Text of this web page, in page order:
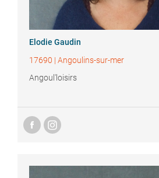
Elodie Gaudin
17690 | Angoulins-sur-mer
Angoul'loisirs